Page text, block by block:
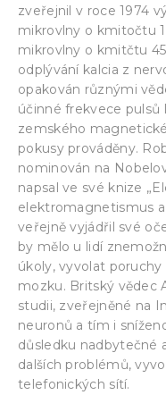
zveřejnil v roce 1974
mikrovlny o kmitočtu
mikrovlny o kmitčtu
odplývání kalcia z
opakován různými
účinné frekvece
zemského
pokusy prováděny.
nominován na
napsal ve své knize
elektromagnetismus a
veřejně vyjádřil své
by mělo u lidí
úkoly, vyvolat
mozku. Britský vědec
studii, zveřejněné na
neuronů a tím i
důsledku nadbytečné
dalších problémů,
telefonických sítí.